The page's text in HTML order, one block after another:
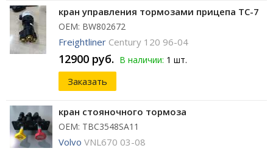
кран управления тормозами прицепа TC-7
ОЕМ: BW802672
Freightliner Century 120 96-04
12900 руб. В наличии: 1 шт.
Заказать
кран стояночного тормоза
ОЕМ: TBC3548SA11
Volvo VNL670 03-08